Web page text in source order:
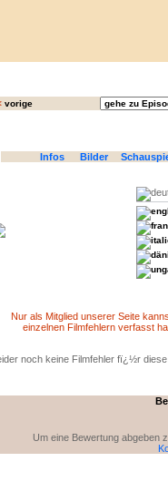
vorige
Infos Bilder
Nur als Mitglied unserer Seite
einzelnen Filmfehlern verfasst
noch keine Filmfehler fï¿½r
Um eine Bewertung abgeben